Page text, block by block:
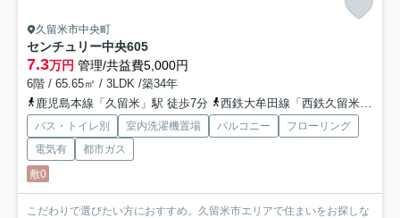
久留米市中央町
センチュリー中央605
7.3万円 管理/共益費5,000円
6階 / 65.65㎡ / 3LDK /築34年
鹿児島本線「久留米」駅 徒歩7分
西鉄大牟田線「西鉄久留米」駅 徒歩25分
バス・トイレ別 室内洗濯機置場 バルコニー
フローリング
電気有
都市ガス
敷0
こだわりで選びたい方におすすめ。久留米市エリアで住まいをお探しな